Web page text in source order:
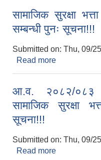
सामाजिक सुरक्षा
सम्बन्धी पुनः सूचना!!!
Submitted on: Thu, 09/
Read more
आ.व. २०८२/०८३
सामाजिक सुरक्षा
सूचना!!!
Submitted on: Thu, 09/
Read more